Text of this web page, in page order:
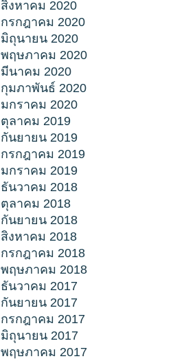
สิงหาคม 2020
กรกฎาคม 2020
มิถุนายน 2020
พฤษภาคม 2020
มีนาคม 2020
กุมภาพันธ์ 2020
มกราคม 2020
ตุลาคม 2019
กันยายน 2019
กรกฎาคม 2019
มกราคม 2019
ธันวาคม 2018
ตุลาคม 2018
กันยายน 2018
สิงหาคม 2018
กรกฎาคม 2018
พฤษภาคม 2018
ธันวาคม 2017
กันยายน 2017
กรกฎาคม 2017
มิถุนายน 2017
พฤษภาคม 2017